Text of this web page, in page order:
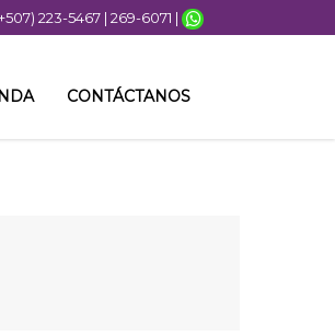
223-5467 | 269-6071 |
CONTÁCTANOS